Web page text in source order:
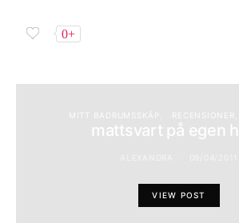
0+
MITT BADRUMSSKÅP RECENSIONER
mattsvart på egen
VIEW POST